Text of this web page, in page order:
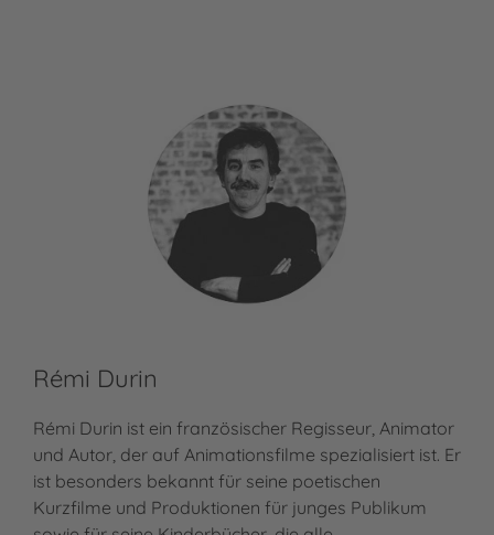
Rémi Durin
Rémi Durin ist ein französischer Regisseur, Animator
und Autor, der auf Animationsfilme spezialisiert ist. Er
ist besonders bekannt für seine poetischen
Kurzfilme und Produktionen für junges Publikum